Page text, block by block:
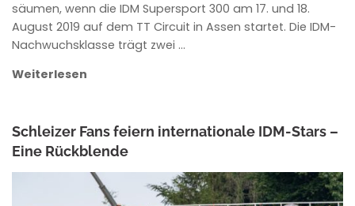
säumen, wenn die IDM Supersport 300 am 17. und 18.
August 2019 auf dem TT Circuit in Assen startet. Die IDM-
Nachwuchsklasse trägt zwei …
Weiterlesen
Schleizer Fans feiern internationale IDM-Stars –
Eine Rückblende
ANKE WIECZOREK